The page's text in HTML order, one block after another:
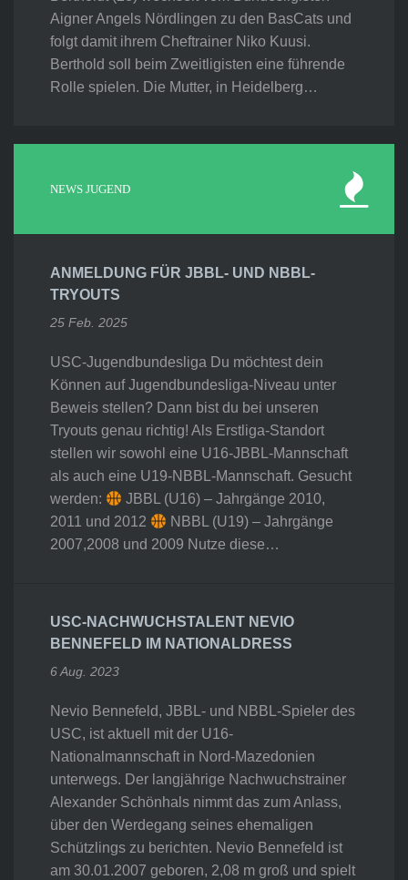
Aigner Angels Nördlingen zu den BasCats und
folgt damit ihrem Cheftrainer Niko Kuusi.
Berthold soll beim Zweitligisten eine führende
Rolle spielen. Die Mutter, in Heidelberg…
NEWS JUGEND
ANMELDUNG FÜR JBBL- UND NBBL-
TRYOUTS
25 Feb. 2025
USC-Jugendbundesliga Du möchtest dein
Können auf Jugendbundesliga-Niveau unter
Beweis stellen? Dann bist du bei unseren
Tryouts genau richtig! Als Erstliga-Standort
stellen wir sowohl eine U16-JBBL-Mannschaft
als auch eine U19-NBBL-Mannschaft. Gesucht
werden:
JBBL (U16) – Jahrgänge 2010,
2011 und 2012
NBBL (U19) – Jahrgänge
2007,2008 und 2009 Nutze diese…
USC-NACHWUCHSTALENT NEVIO
BENNEFELD IM NATIONALDRESS
6 Aug. 2023
Nevio Bennefeld, JBBL- und NBBL-Spieler des
USC, ist aktuell mit der U16-
Nationalmannschaft in Nord-Mazedonien
unterwegs. Der langjährige Nachwuchstrainer
Alexander Schönhals nimmt das zum Anlass,
über den Werdegang seines ehemaligen
Schützlings zu berichten. Nevio Bennefeld ist
am 30.01.2007 geboren, 2,08 m groß und spielt